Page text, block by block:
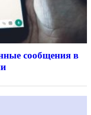
сообщения в